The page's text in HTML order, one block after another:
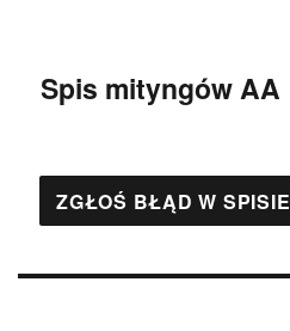
Spis mityngów AA
ZGŁOŚ BŁĄD W SPISIE